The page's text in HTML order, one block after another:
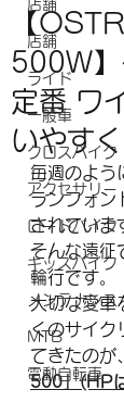
店舗
店舗
ライド
一般車
クロスバイク
アクセサリー
ロードバイク
キッズバイク
メンテナンス
MTB
電動自転車
【
500W】
定番 ワ
いやす
毎週のよう
ランフォン
されていま
そんな遠征
輪行です。
大切な愛車
くのサイク
てきたのが、
500」(HP